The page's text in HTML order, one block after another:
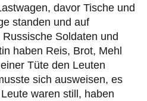
davor Tische und
standen und auf
Soldaten und
haben Reis, Brot, Mehl
Tüte den Leuten
sich ausweisen, es
waren still, haben